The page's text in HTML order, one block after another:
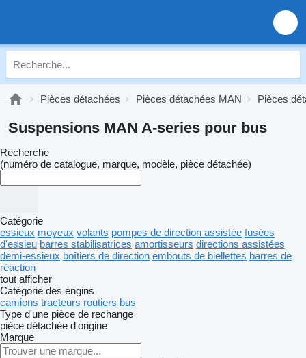
Pièces détachées Pièces détachées MAN Pièces
Suspensions MAN A-series pour bus
Recherche
(numéro de catalogue, marque, modèle, pièce détachée)
Catégorie
essieux moyeux volants pompes de direction assistée fusées
d'essieu barres stabilisatrices amortisseurs directions assistées
demi-essieux boîtiers de direction embouts de biellettes barres de
réaction
tout afficher
Catégorie des engins
camions tracteurs routiers bus
Type d'une pièce de rechange
pièce détachée d'origine
Marque